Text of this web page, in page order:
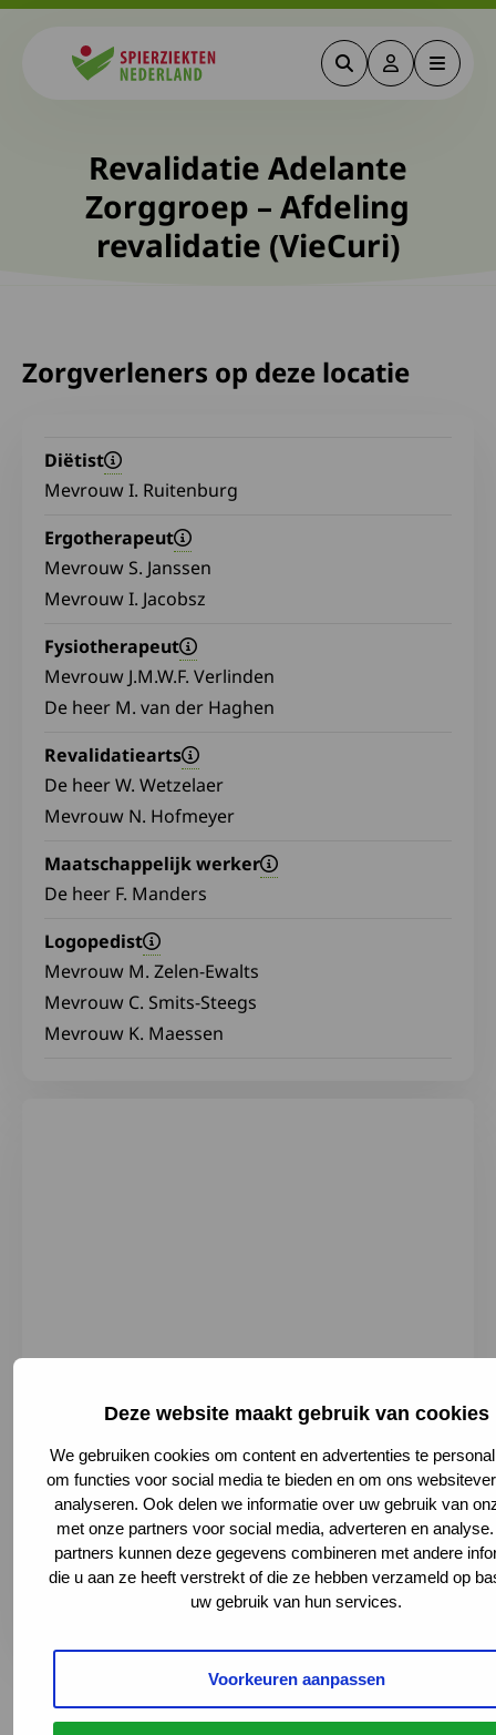
Deze website maakt gebruik van cookies
We gebruiken cookies om content en advertenties te
om functies voor social media te bieden en om ons
analyseren. Ook delen we informatie over uw gebruik van
met onze partners voor social media, adverteren en
partners kunnen deze gegevens combineren met andere
die u aan ze heeft verstrekt of die ze hebben verzameld op
uw gebruik van hun services.
Voorkeuren aanpassen
ZoekenDeze link
Menu
Revalidatie Adelante
Zorggroep – Afdeling
revalidatie (VieCuri)
Zorgverleners op deze locatie
Diëtist
Mevrouw I. Ruitenburg
Ergotherapeut
Mevrouw S. Janssen
Mevrouw I. Jacobsz
Fysiotherapeut
Mevrouw J.M.W.F. Verlinden
De heer M. van der Haghen
Revalidatiearts
De heer W. Wetzelaer
Mevrouw N. Hofmeyer
Maatschappelijk werker
De heer F. Manders
Logopedist
Mevrouw M. Zelen-Ewalts
Mevrouw C. Smits-Steegs
Mevrouw K. Maessen
Tegelseweg 210, 5912 BL Venlo,
Netherlands
077 320 53 41
secretariaatvenlo@adelante-zorggroep.nl
Naar website
Plan je routeDeze link leidt naar een externe